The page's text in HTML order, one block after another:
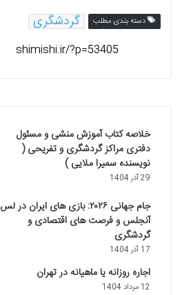
دسته بندی مطلب گردشگری
خلاصه کتاب آموزش منشی و مسئول
دفتری مراکز گردشگری و تفریحی (
نویسنده سمیرا ملایی )
29 آذر 1404
جام جهانی ۲۰۲۶: بازی های ایران در لس
آنجلس و فرصت های اقتصادی و
گردشگری
17 آذر 1404
اجاره روزانه یا ماهیانه در تهران
12 مرداد 1404